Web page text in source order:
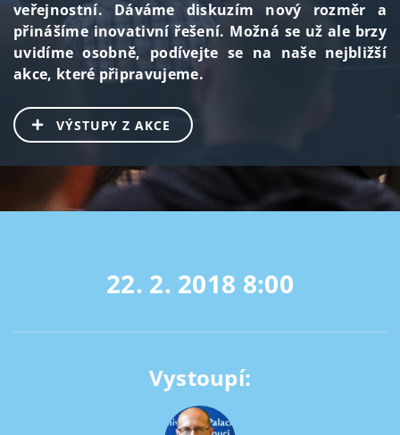
veřejnostní. Dáváme diskuzím nový rozměr a
přinášíme inovativní řešení. Možná se už ale brzy
uvidíme osobně, podívejte se na naše nejbližší
akce, které připravujeme.
VÝSTUPY Z AKCE
22. 2. 2018 8:00
Vystoupí: